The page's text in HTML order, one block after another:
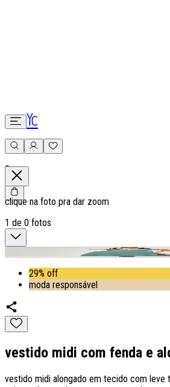
0
clique na foto pra dar zoom
1 de 0 fotos
29% off
moda responsável
vestido midi com fenda e
vestido midi alongado em tecido com leve